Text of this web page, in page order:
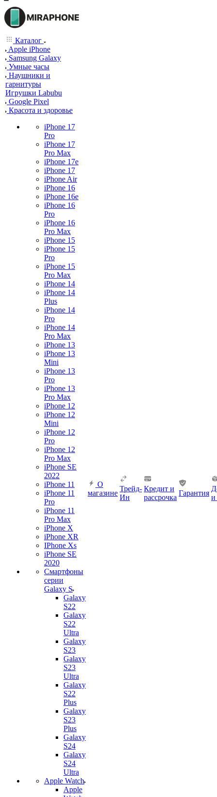
Каталог
Apple iPhone
Samsung Galaxy
Умные часы
Наушники и
гарнитуры
Игрушки Labubu
Google Pixel
Красота и здоровье
iPhone 17
Pro
iPhone 17
Pro Max
iPhone 17e
iPhone 17
iPhone Air
iPhone 16
iPhone 16e
iPhone 16
Pro
iPhone 16
Pro Max
iPhone 15
iPhone 15
Pro
iPhone 15
Pro Max
iPhone 14
iPhone 14
Plus
iPhone 14
Pro
iPhone 14
Pro Max
iPhone 13
iPhone 13
Mini
iPhone 13
Pro
iPhone 13
Pro Max
iPhone 12
iPhone 12
Mini
iPhone 12
Pro
iPhone 12
Pro Max
iPhone SE
2022
iPhone 11
iPhone 11
Pro
iPhone 11
Pro Max
iPhone X
iPhone XR
IPhone Xs
iPhone SE
2020
Смартфоны
серии
Galaxy S
Galaxy
S22
Galaxy
S22
Ultra
Galaxy
S23
Galaxy
S23
Ultra
Galaxy
S22
Plus
Galaxy
S23
Plus
Galaxy
S24
Galaxy
S24
Ultra
Apple Watch
Apple
О
магазине
Трейд-
Ин
Кредит и
рассрочка
Гарантия
и